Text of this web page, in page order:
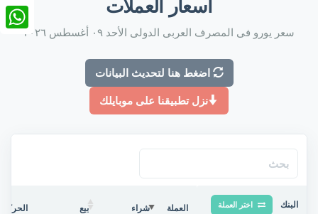
أسعار العملات
سعر يورو فى المصرف العربى الدولى الأحد ٠٩ أغسطس ٢٠٢٦
اضغط هنا لتحديث البيانات
نزل تطبيقنا على موبايلك
البنك اختر العملة العملة شراء بيع الحركة